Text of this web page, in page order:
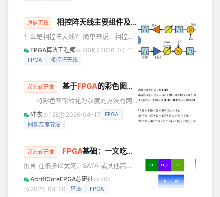
方面是希望能帮到不经常看群消息的小
伙伴，另一方面也算是我们的技术积
累。 Q：Vivado Schematic中的实线和
虚线有什么区别？ A：以下图为例：下
面的schematic种，有实线也有虚线
通信无线 相控阵天线主要组件及FPGA 应用
什么是相控阵天线？ 简单来说，相控阵
天线是一种通过电子方式控制波束方
向，而无需物理转动天线的先进天线系
单元），每个单元后面都连接着一个相
位/幅度控制器（通常是移相器）。 1. 核
心工作原理：波的干涉 相控阵天线的工
作原理基于物理学中的波束形成和相干
干涉。 建设性干涉：当两个或多个波的
使信号增强
FPGA算法工程师 208 2026-04-11
FPGA 相控阵天线
嵌入式开发 基于FPGA的彩色图像转灰度算法实现
将彩色图像转化为灰度的方法有两
种，一个是令RGB三个分量的数值相
等，输出后便可以得到灰度图像，另一
种是转化为YCbCr格式，将Y分量提取出
的亮度和浓度所以只输出Y分量，得到的
图像就是灰度图像了。我在这里选择第
二种方法实现。 YCBCr是通过有序
的三元组来表示的，三元由
Y（Luminance）、
硅农 128 2026-04-17
FPGA
图像灰度算法
嵌入式开发 FPGA基础：一文吃透CRC算法（下）——CRC硬件加速原理深度解析
前言 在很多以太网、SATA 或其他高速
接口项目中，我们经常会接触到
CRC（循环冗余校验）。通常，工程师
AdriftCoreFPGA芯研社
204
2026-04-20
算法 FPGA